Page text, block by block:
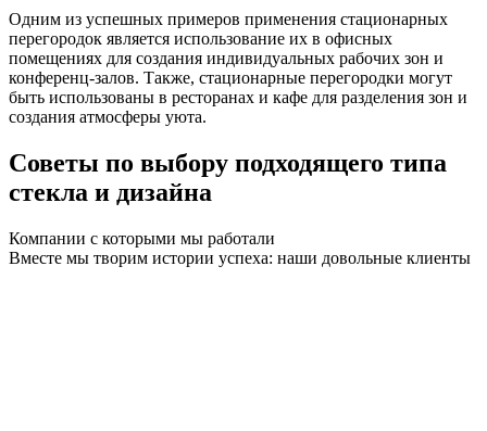
Одним из успешных примеров применения стационарных
перегородок является использование их в офисных
помещениях для создания индивидуальных рабочих зон и
конференц-залов. Также, стационарные перегородки могут
быть использованы в ресторанах и кафе для разделения зон и
создания атмосферы уюта.
Советы по выбору подходящего типа
стекла и дизайна
Компании с которыми мы работали
Вместе мы творим истории успеха: наши довольные клиенты